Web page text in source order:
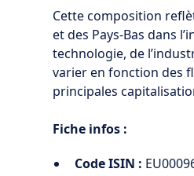
Cette composition
et des Pays-Bas dans
technologie, de
varier en fonction des
principales
Fiche infos :
Code ISIN :